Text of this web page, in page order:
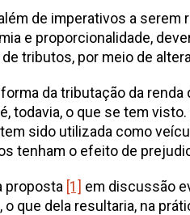
de imperativos a
e proporcionalidade,
tributos, por meio de
da tributação da renda
todavia, o que se tem
sido utilizada como
tenham o efeito de
proposta [1] em discussão
o que dela resultaria, na